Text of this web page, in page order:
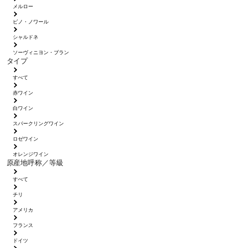
メルロー
ピノ・ノワール
シャルドネ
ソーヴィニヨン・ブラン
タイプ
すべて
赤ワイン
白ワイン
スパークリングワイン
ロゼワイン
オレンジワイン
原産地呼称／等級
すべて
チリ
アメリカ
フランス
ドイツ